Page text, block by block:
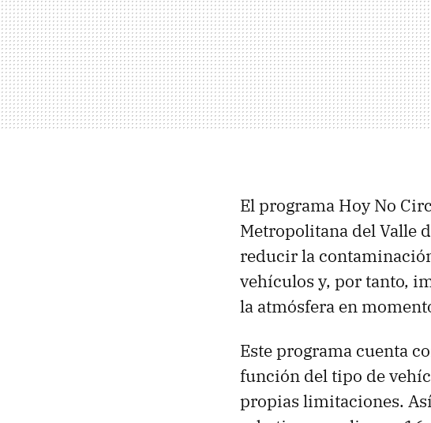
El programa Hoy No
Metropolitana del Valle
reducir la
vehículos y, por tanto,
la atmósfera en
Este programa cuenta
función del tipo de
propias limitaciones.